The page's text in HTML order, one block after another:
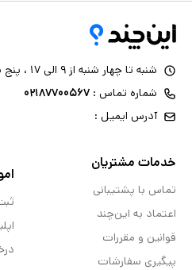
شنبه تا چهار شنبه از ۹ الی ۱۷ ، پنج شنبه ۹ الی ۱۳
شماره تماس : ۰۲۱۸۷۷۰۰۵۶۷
آدرس ایمیل :
خدمات مشتریان
تماس با پشتیبانی
اعتماد به این‌چند
قوانین و مقررات
پیگیری سفارشات